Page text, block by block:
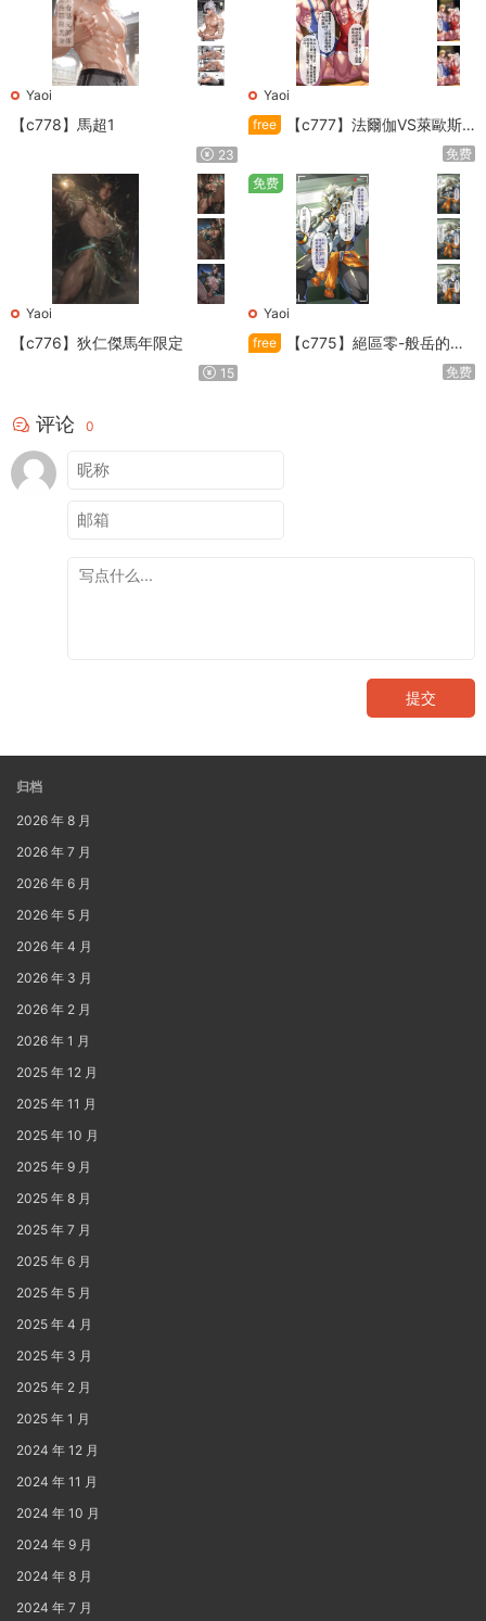
Yaoi
【c778】馬超1
23
Yaoi
free
【c777】法爾伽VS萊歐斯
免费
Yaoi
【c776】狄仁傑馬年限定
15
Yaoi
free
【c775】絕區零-般岳的訓
免费
免费
评论 0
提交
归档
2026 年 8 月
2026 年 7 月
2026 年 6 月
2026 年 5 月
2026 年 4 月
2026 年 3 月
2026 年 2 月
2026 年 1 月
2025 年 12 月
2025 年 11 月
2025 年 10 月
2025 年 9 月
2025 年 8 月
2025 年 7 月
2025 年 6 月
2025 年 5 月
2025 年 4 月
2025 年 3 月
2025 年 2 月
2025 年 1 月
2024 年 12 月
2024 年 11 月
2024 年 10 月
2024 年 9 月
2024 年 8 月
2024 年 7 月